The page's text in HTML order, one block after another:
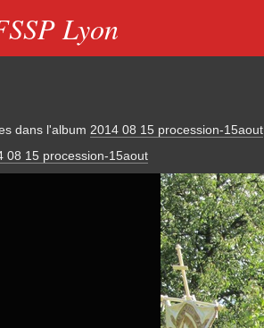
Lyon
dans l'album 2014 08 15 procession-15aout
08 15 procession-15aout